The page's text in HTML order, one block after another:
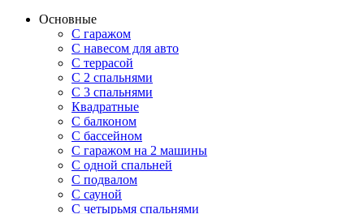
Основные
С гаражом
С навесом для авто
С террасой
С 2 спальнями
С 3 спальнями
Квадратные
С балконом
С бассейном
С гаражом на 2 машины
С одной спальней
С подвалом
С сауной
С четырьмя спальнями